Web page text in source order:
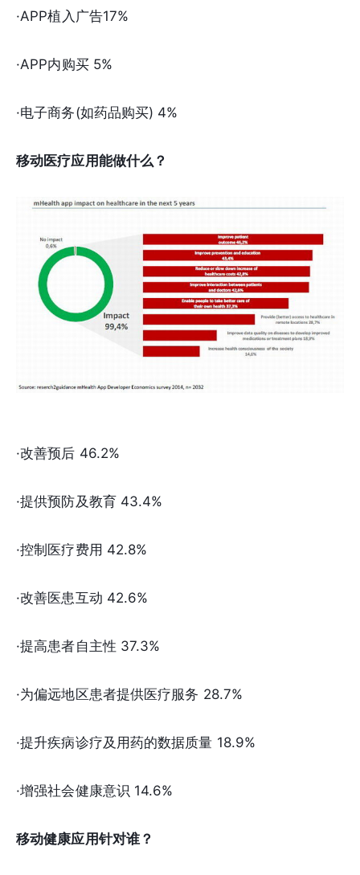
·APP植入广告17%
·APP内购买 5%
·电子商务(如药品购买) 4%
移动医疗应用能做什么？
·改善预后 46.2%
·提供预防及教育 43.4%
·控制医疗费用 42.8%
·改善医患互动 42.6%
·提高患者自主性 37.3%
·为偏远地区患者提供医疗服务 28.7%
·提升疾病诊疗及用药的数据质量 18.9%
·增强社会健康意识 14.6%
移动健康应用针对谁？